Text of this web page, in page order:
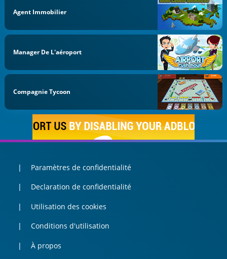
Agent Immobilier
Manager De L'aéroport
Compagnie Tycoon
Paramètres de confidentialité
Declaration de confidentialité
Utilisation des cookies
Conditions d'utilisation
À propos